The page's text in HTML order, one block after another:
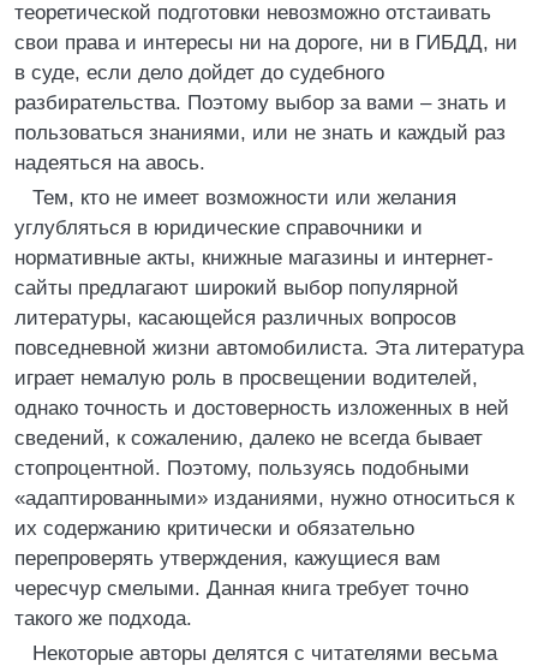
теоретической подготовки невозможно отстаивать
свои права и интересы ни на дороге, ни в ГИБДД, ни
в суде, если дело дойдет до судебного
разбирательства. Поэтому выбор за вами – знать и
пользоваться знаниями, или не знать и каждый раз
надеяться на авось.
Тем, кто не имеет возможности или желания
углубляться в юридические справочники и
нормативные акты, книжные магазины и интернет-
сайты предлагают широкий выбор популярной
литературы, касающейся различных вопросов
повседневной жизни автомобилиста. Эта литература
играет немалую роль в просвещении водителей,
однако точность и достоверность изложенных в ней
сведений, к сожалению, далеко не всегда бывает
стопроцентной. Поэтому, пользуясь подобными
«адаптированными» изданиями, нужно относиться к
их содержанию критически и обязательно
перепроверять утверждения, кажущиеся вам
чересчур смелыми. Данная книга требует точно
такого же подхода.
Некоторые авторы делятся с читателями весьма